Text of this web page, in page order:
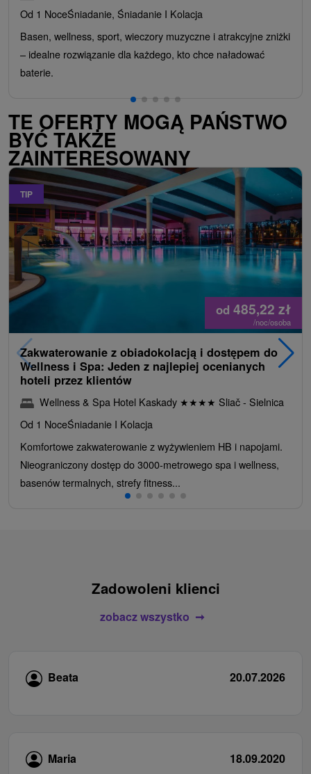
Od 1 NoceŚniadanie, Śniadanie I Kolacja
Basen, wellness, sport, wieczory muzyczne i atrakcyjne zniżki
– idealne rozwiązanie dla każdego, kto chce naładować
baterie.
TE OFERTY MOGĄ PAŃSTWO
BYĆ TAKŻE
ZAINTERESOWANY
TIP
od 485,22 zł
/noc/osoba
Zakwaterowanie z obiadokolacją i dostępem do
Wellness i Spa: Jeden z najlepiej ocenianych
hoteli przez klientów
Wellness & Spa Hotel Kaskady ★★★★ Sliač - Sielnica
Od 1 NoceŚniadanie I Kolacja
Komfortowe zakwaterowanie z wyżywieniem HB i napojami.
Nieograniczony dostęp do 3000-metrowego spa i wellness,
basenów termalnych, strefy fitness...
Zadowoleni klienci
zobacz wszystko
Beata 20.07.2026
Maria
18.09.2020